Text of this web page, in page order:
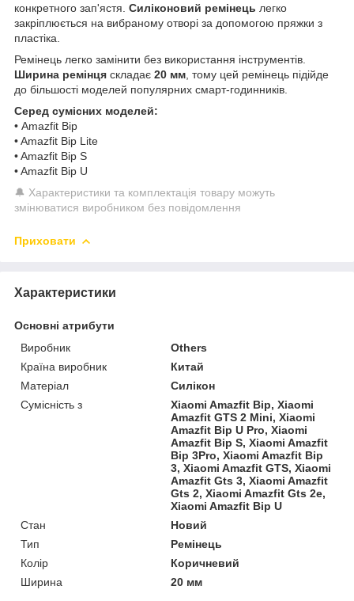
конкретного зап'ястя. Силіконовий ремінець легко
закріплюється на вибраному отворі за допомогою пряжки з
пластіка.
Ремінець легко замінити без використання інструментів.
Ширина ремінця складає 20 мм , тому цей ремінець підійде
до більшості моделей популярних смарт-годинників.
Серед сумісних моделей:
• Amazfit Bip
• Amazfit Bip Lite
• Amazfit Bip S
• Amazfit Bip U
🔔 Характеристики та комплектація товару можуть
змінюватися виробником без повідомлення
Приховати
Характеристики
Основні атрибути
Виробник
Others
Країна виробник
Китай
Матеріал
Силікон
Сумісність з
Xiaomi Amazfit Bip, Xiaomi
Amazfit GTS 2 Mini, Xiaomi
Amazfit Bip U Pro, Xiaomi
Amazfit Bip S, Xiaomi Amazfit
Bip 3Pro, Xiaomi Amazfit Bip
3, Xiaomi Amazfit GTS, Xiaomi
Amazfit Gts 3, Xiaomi Amazfit
Gts 2, Xiaomi Amazfit Gts 2e,
Xiaomi Amazfit Bip U
Стан
Новий
Тип
Ремінець
Колір
Коричневий
Ширина
20 мм